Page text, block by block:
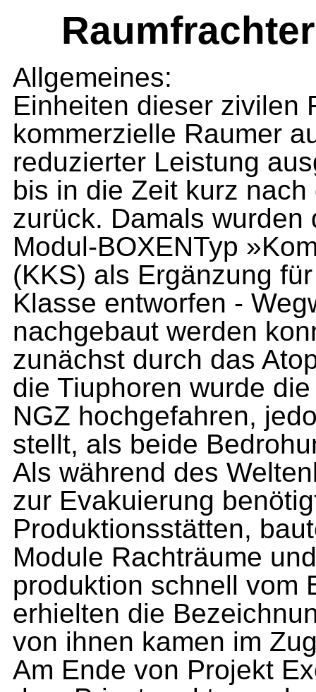
Allgemeines:
Einheiten dieser zivilen
kommerzielle Raumer
reduzierter Leistung
bis in die Zeit kurz
zurück. Damals
Modul-BOXENTyp
(KKS) als Ergänzung
Klasse entworfen -
nachgebaut werden
zunächst durch das
die Tiuphoren wurde
NGZ hochgefahren,
stellt, als beide
Als während des
zur Evakuierung
Produktionsstätten,
Module Rachträume
produktion schnell vom
erhielten die
von ihnen kamen im
Am Ende von Projekt